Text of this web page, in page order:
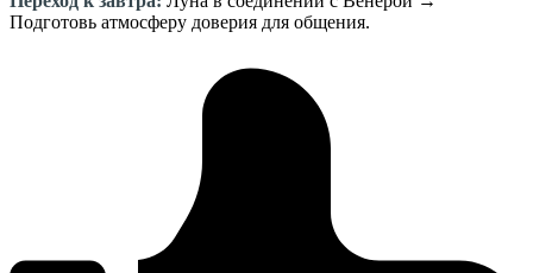
Подготовь атмосферу доверия для общения.